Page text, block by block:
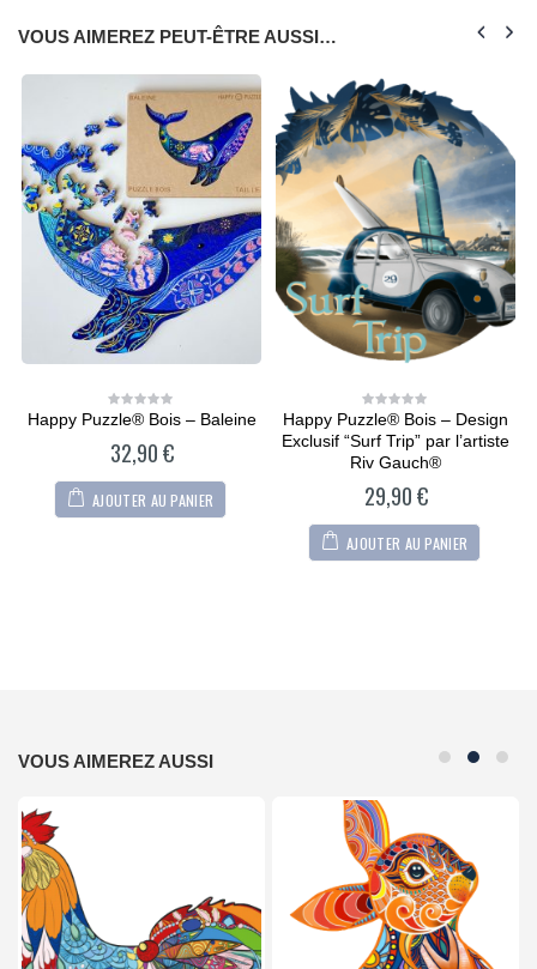
VOUS AIMEREZ PEUT-ÊTRE AUSSI…
0
of
5
Happy Puzzle® Bois – Baleine
32,90€
AJOUTER AU PANIER
0
out
of
5
Happy Puzzle® Bois – Design
Exclusif “Surf Trip” par l’artiste
Riv Gauch®
29,90€
AJOUTER AU PANIER
VOUS AIMEREZ AUSSI